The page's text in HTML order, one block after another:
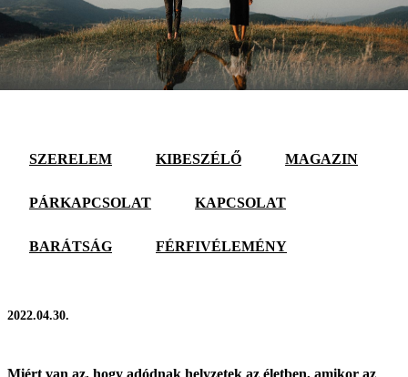
SZERELEM KIBESZÉLŐ MAGAZIN
PÁRKAPCSOLAT KAPCSOLAT
BARÁTSÁG FÉRFIVÉLEMÉNY
2022.04.30.
Miért van az, hogy adódnak helyzetek az életben, amikor az